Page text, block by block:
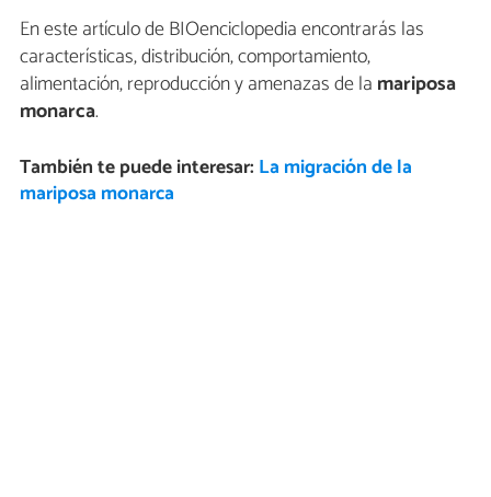
En este artículo de BIOenciclopedia encontrarás las
características, distribución, comportamiento,
alimentación, reproducción y amenazas de la mariposa
monarca.
También te puede interesar: La migración de la
mariposa monarca